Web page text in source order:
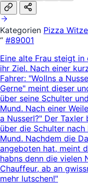
Kategorien Pizza Witze
“ #89001
Eine alte Frau steigt in
ihr Ziel. Nach einer
Fahrer: "Wollns a
Gerne" meint dieser
über seine Schulter
Mund. Nach einer
a Nusserl?" Der
über die Schulter
Mund. Nachdem die
angeboten hat, meint
habns denn die vielen
Chauffeur, ab an
mehr lutschen!"